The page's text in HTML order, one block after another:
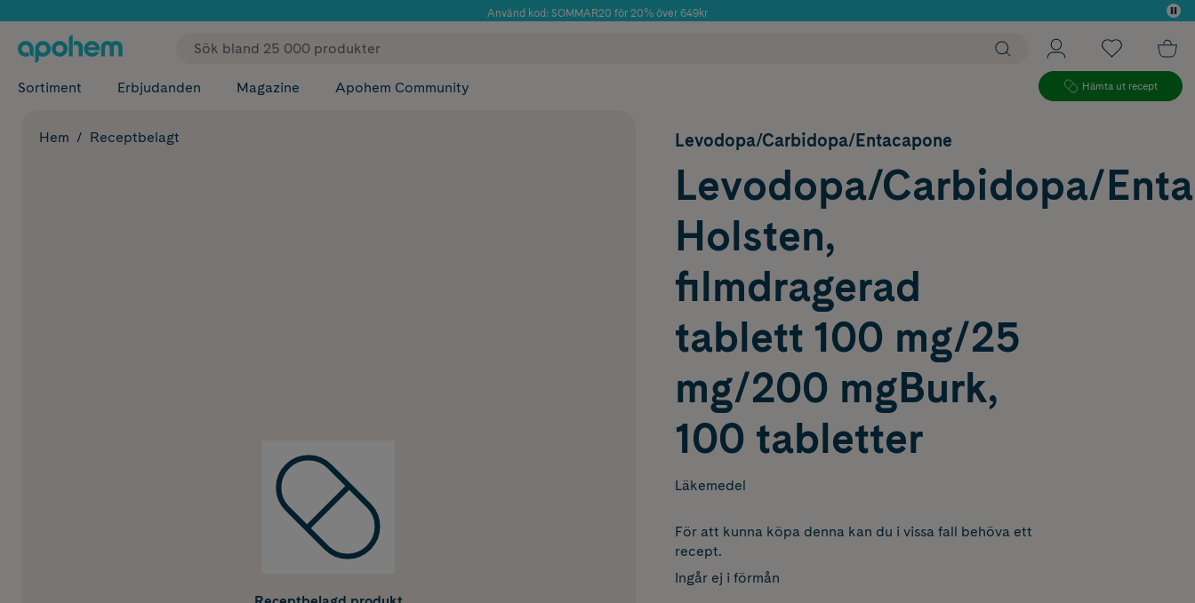
Använd kod: SOMMAR20 för 20% över 649kr
✓ Fri frakt
Sortiment Erbjudanden Magazine Apohem Community Hämta ut recept
Hem Receptbelagt Levodopa/Carbidopa/Entacapone
Levodopa/Carbidopa/
Holsten,
filmdragerad
tablett 100 mg/25
mg/200 mgBurk,
100 tabletter
Läkemedel
För att kunna köpa denna kan du i vissa fall behöva ett
recept.
Ingår ej i förmån